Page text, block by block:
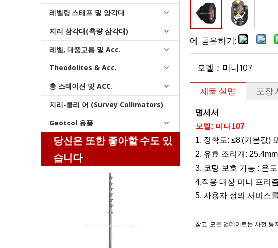
레벨링 스태프 및 양각대
지리 삼각대(측량 삼각대)
레벨, 대중교통 및 Acc.
Theodolites & Acc.
총 스테이션 및 ACC.
지리-콜리 어 (Survey Collimators)
Geotool 용품
당신은 또한 좋아할 수도 있
습니다
레이저 RTK 삼각대(22.5cm)
알카본 GPS 폴(8m)
에 공유하기:
모델： 미니107
제품 설명 포장
명세서
모델: 미니107
1. 정확도: ≤8'(기본값)
2. 유효 조리개:
3. 코팅 보호 가능 : 은
4.적용 대상 미니 프리
5. 사용자 정의 서비스
참고: 모든 업데이트는 사전 통